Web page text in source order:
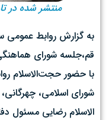
منتشر شده در تاریخ
به گزارش روابط عمومی
قم،جلسه شورای
با حضور حجت‌الاسلام
شورای اسلامی،
الاسلام رضایی مسئول